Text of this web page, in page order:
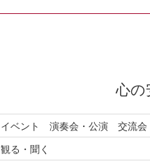
心の
イベント 演奏会・公演 交流
観る・聞く